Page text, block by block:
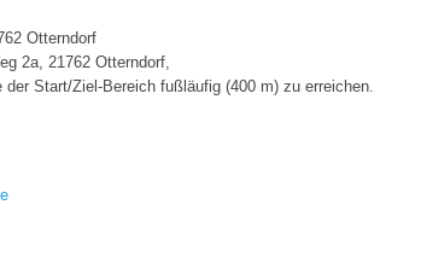
Otterndorf
2a, 21762 Otterndorf,
Start/Ziel-Bereich fußläufig (400 m) zu erreichen.